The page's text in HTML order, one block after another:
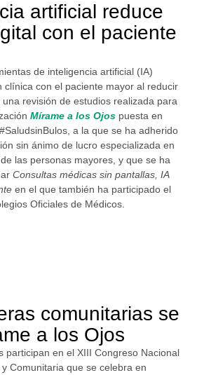
artificial reduce
con el paciente
de inteligencia artificial (IA)
clínica con el paciente mayor al reducir
revisión de estudios realizada para
Mírame a los Ojos puesta en
a la que se ha adherido
sin ánimo de lucro especializada en
las personas mayores, y que se ha
Consultas médicas sin pantallas, IA
en el que también ha participado el
Oficiales de Médicos.
comunitarias se
a los Ojos
participan en el XIII Congreso Nacional
Comunitaria que se celebra en